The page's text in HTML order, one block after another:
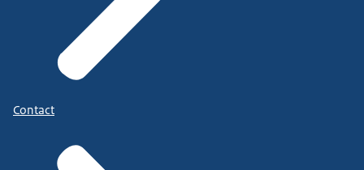
Contact